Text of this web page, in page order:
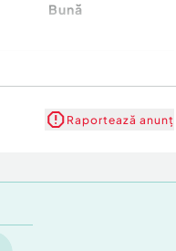
Bună
Raportează anunț